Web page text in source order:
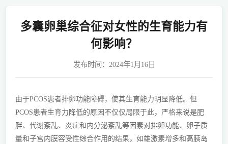
多囊卵巢综合征对女性的生育能力有
何影响？
发布时间：2024年1月16日
由于PCOS患者排卵功能障碍，使其生育能力明显降低。但
PCOS患者生育力降低的原因不仅仅局限于此，严格来说是肥
胖、代谢紊乱、炎症和内分泌紊乱等因素对排卵功能、卵子质
量和子宫内膜容受性综合作用的结果，如雄激素增多和高胰岛